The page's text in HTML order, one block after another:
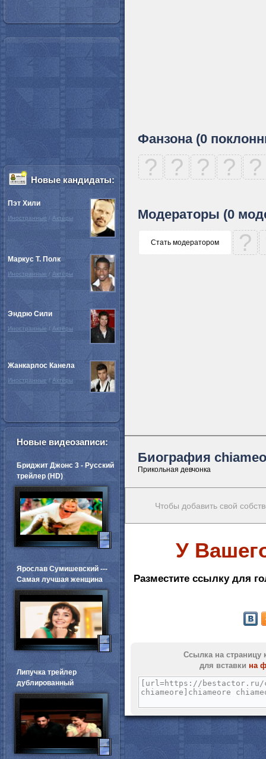
Фанзона (0
? ? ? ? ?
Модераторы (0
Стать модератором ?
Биография
Прикольная девчонка
Чтобы добавить свой
У
Разместите ссылку для
Ссылка на страницу
для вставки на
Новые кандидаты:
Пэт Хили
Иностранные / Актёры
Маркус Т. Полк
Иностранные / Актёры
Эндрю Сили
Иностранные / Актёры
Жанкарлос Канела
Иностранные / Актёры
Новые видеозаписи:
Бриджит Джонс 3 - Русский
трейлер (HD)
Ярослав Сумишевский ---
Самая лучшая женщина
Липучка трейлер
дублированный